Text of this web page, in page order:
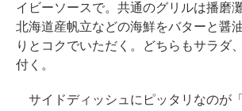
イビーソースで。共通のグリルは播磨
北海道産帆立などの海鮮をバターと醤
りとコクでいただく。どちらもサラダ
付く。
サイドディッシュにピッタリなのが